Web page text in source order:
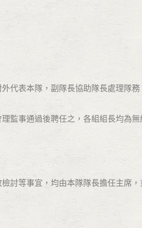
代表本隊，副隊長協助隊長處理隊務
監事通過後聘任之，各組組長均為無
討等事宜，均由本隊隊長擔任主席